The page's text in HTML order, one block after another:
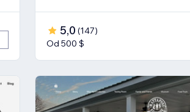
5,0 (147)
Od 500 $